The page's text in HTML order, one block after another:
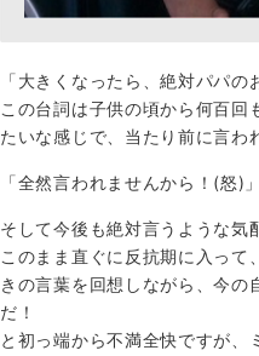
「大きくなったら、絶対パパの
この台詞は子供の頃から何百回
たいな感じで、当たり前に言わ
「全然言われませんから！(怒)」
そして今後も絶対言うような気
このまま直ぐに反抗期に入って
きの言葉を回想しながら、今
だ！
と初っ端から不満全快ですが